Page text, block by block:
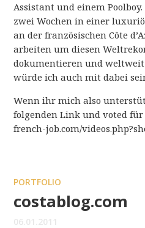
Assistant und einem
zwei Wochen in einer
an der französischen Côte
arbeiten um diesen
dokumentieren und weltweit
würde ich auch mit dabei
Wenn ihr mich also
folgenden Link und voted
french-job.com/
PORTFOLIO
costablog.com
06.01.2011